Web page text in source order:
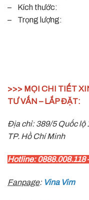
– Kích thước:
– Trọng lượng:
>>> MỌI CHI TIẾT
TƯ VẤN – LẮP ĐẶT:
Địa chỉ: 389/5 Quốc lộ
TP. Hồ Chí Minh
Hotline: 0888.008.118
Fanpage: Vina Vim